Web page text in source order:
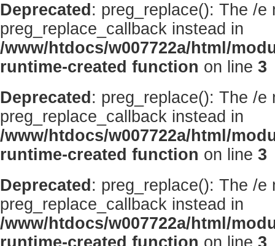
Deprecated : preg_replace(): The /
preg_replace_callback instead in
/www/htdocs/w007722a/html/
runtime-created function on line 3
Deprecated : preg_replace(): The /
preg_replace_callback instead in
/www/htdocs/w007722a/html/
runtime-created function on line 3
Deprecated : preg_replace(): The /
preg_replace_callback instead in
/www/htdocs/w007722a/html/
runtime-created function on line 3